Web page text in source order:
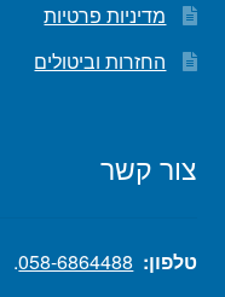
מדיניות פרטיות
החזרות וביטולים
צור קשר
טלפון: 058-6864488
.